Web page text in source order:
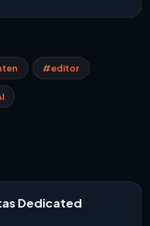
#editor
Dedicated